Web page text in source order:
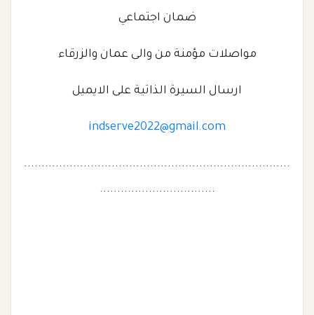
ضمان اجتماعي
مواصلات مؤمنة من والى عمان والزرقاء
ارسال السيرة الذاتية على الايميل
indserve2022@gmail.com
............................................................................
.................................